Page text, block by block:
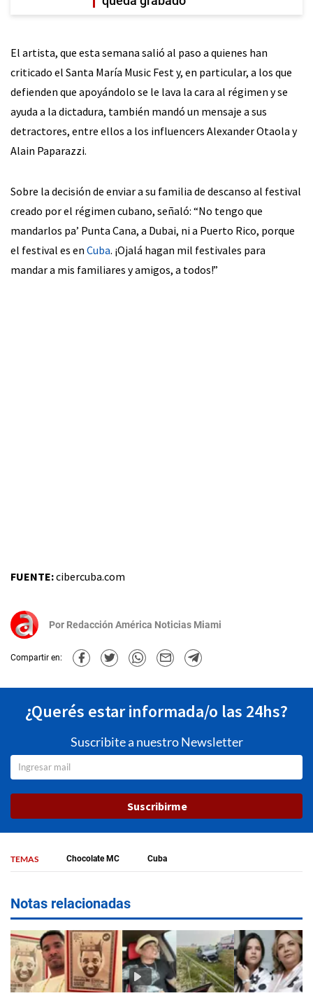
El artista, que esta semana salió al paso a quienes han
criticado el Santa María Music Fest y, en particular, a los que
defienden que apoyándolo se le lava la cara al régimen y se
ayuda a la dictadura, también mandó un mensaje a sus
detractores, entre ellos a los influencers Alexander Otaola y
Alain Paparazzi.
Sobre la decisión de enviar a su familia de descanso al festival
creado por el régimen cubano, señaló: “No tengo que
mandarlos pa’ Punta Cana, a Dubai, ni a Puerto Rico, porque
el festival es en Cuba. ¡Ojalá hagan mil festivales para
mandar a mis familiares y amigos, a todos!”
FUENTE:cibercuba.com
Por Redacción América Noticias Miami
Compartir en:
¿Querés estar informada/o las 24hs?
Suscribite a nuestro Newsletter
Suscribirme
TEMAS Chocolate MC Cuba
Notas relacionadas